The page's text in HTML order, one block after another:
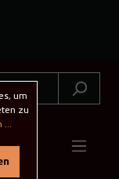
um
zu
...